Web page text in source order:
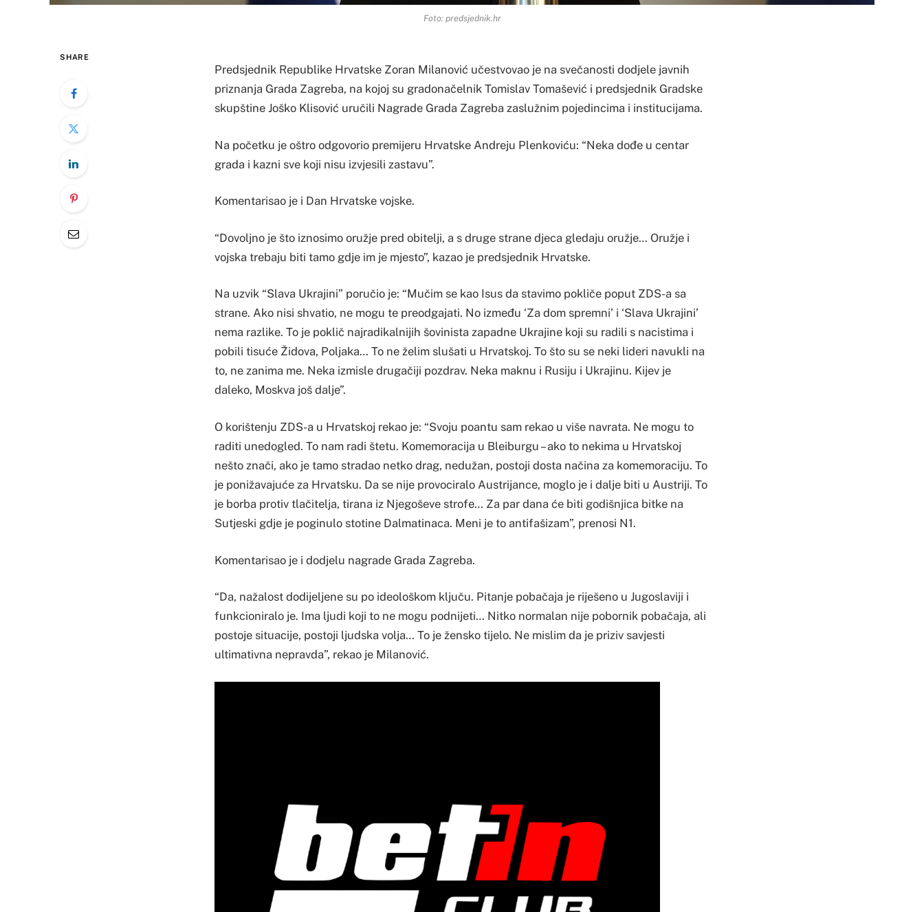
Foto: predsjednik.hr
SHARE
Predsjednik Republike Hrvatske Zoran Milanović učestvovao je na svečanosti dodjele javnih
priznanja Grada Zagreba, na kojoj su gradonačelnik Tomislav Tomašević i predsjednik Gradske
skupštine Joško Klisović uručili Nagrade Grada Zagreba zaslužnim pojedincima i institucijama.
Na početku je oštro odgovorio premijeru Hrvatske Andreju Plenkoviću: “Neka dođe u centar
grada i kazni sve koji nisu izvjesili zastavu”.
Komentarisao je i Dan Hrvatske vojske.
“Dovoljno je što iznosimo oružje pred obitelji, a s druge strane djeca gledaju oružje… Oružje i
vojska trebaju biti tamo gdje im je mjesto”, kazao je predsjednik Hrvatske.
Na uzvik “Slava Ukrajini” poručio je: “Mučim se kao Isus da stavimo pokliče poput ZDS-a sa
strane. Ako nisi shvatio, ne mogu te preodgajati. No između ‘Za dom spremni’ i ‘Slava Ukrajini’
nema razlike. To je poklič najradikalnijih šovinista zapadne Ukrajine koji su radili s nacistima i
pobili tisuće Židova, Poljaka… To ne želim slušati u Hrvatskoj. To što su se neki lideri navukli na
to, ne zanima me. Neka izmisle drugačiji pozdrav. Neka maknu i Rusiju i Ukrajinu. Kijev je
daleko, Moskva još dalje”.
O korištenju ZDS-a u Hrvatskoj rekao je: “Svoju poantu sam rekao u više navrata. Ne mogu to
raditi unedogled. To nam radi štetu. Komemoracija u Bleiburgu – ako to nekima u Hrvatskoj
nešto znači, ako je tamo stradao netko drag, nedužan, postoji dosta načina za komemoraciju. To
je ponižavajuće za Hrvatsku. Da se nije provociralo Austrijance, moglo je i dalje biti u Austriji. To
je borba protiv tlačitelja, tirana iz Njegoševe strofe… Za par dana će biti godišnjica bitke na
Sutjeski gdje je poginulo stotine Dalmatinaca. Meni je to antifašizam”, prenosi N1.
Komentarisao je i dodjelu nagrade Grada Zagreba.
“Da, nažalost dodijeljene su po ideološkom ključu. Pitanje pobačaja je riješeno u Jugoslaviji i
funkcioniralo je. Ima ljudi koji to ne mogu podnijeti… Nitko normalan nije pobornik pobačaja, ali
postoje situacije, postoji ljudska volja… To je žensko tijelo. Ne mislim da je priziv savjesti
ultimativna nepravda”, rekao je Milanović.